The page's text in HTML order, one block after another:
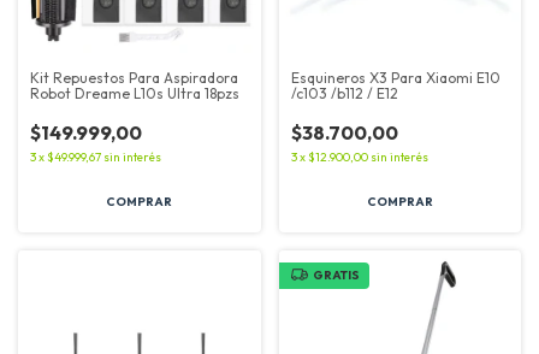
Kit Repuestos Para Aspiradora
Robot Dreame L10s Ultra 18pzs
$149.999,00
3x$49.999,67 sin interés
Esquineros X3 Para Xiaomi E10
/c103 /b112 / E12
$38.700,00
3x$12.900,00 sin interés
GRATIS